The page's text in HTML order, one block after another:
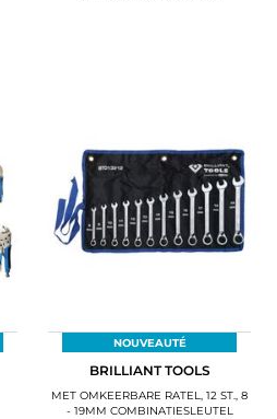
NOUVEAUTÉ
BRILLIANT TOOLS
MET OMKEERBARE RATEL, 12 ST., 8
- 19MM COMBINATIESLEUTEL